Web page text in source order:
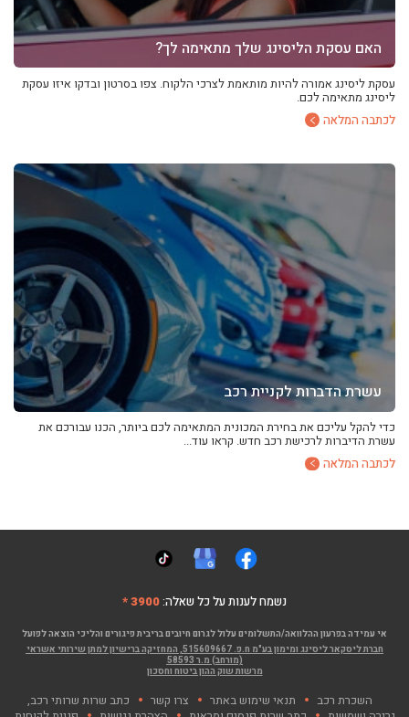
האם עסקת הליסינג שלך מתאימה לך?
עסקת ליסינג אמורה להיות מותאמת לצרכי הלקוח. צפו בסרטון ובדקו איזו עסקת
ליסינג מתאימה לכם.
לכתבה המלאה
עשרת הדברות לקניית רכב
כדי להקל עליכם את בחירת המכונית המתאימה לכם ביותר, הכנו עבורכם את
עשרת הדיברות לרכישת רכב חדש. קראו עוד...
לכתבה המלאה
נשמח לענות על כל שאלה:3900 *
אי עמידה בפרעון ההלוואה/התשלומים עלול לגרום חיובים בריבית פיגורים והליכי הוצאה לפועל
חברת ליסקאר ליסינג ומימון בע"מ ח.פ. 515609667, המחזיקה ברישיון למתן שירותי אשראי
(מורחב) מ.ר 58593
מרשות שוק ההון ביטוח וחסכון
השכרת רכב תנאי שימוש באתר צרו קשר
כתב שרות שרותי רכב,